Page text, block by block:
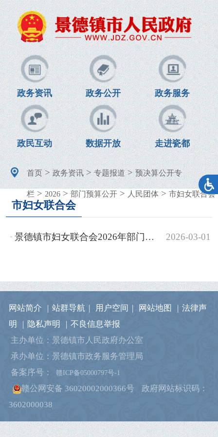
政务资讯 政务公开 政务服务
政民互动 数据开放 走进瓷都
首页>政务资讯>专题报道>预决算公开专
栏 > 2026> 部门预算公开> 人民团体> 市妇女联合会
市妇女联合会
2026-03-01
景德镇市妇女联合会2026年部门预算
网站简介 | 站群导航 | 用户空间 | 网站地图 | 法律声
明
| 隐私声明 | 不良信息举报
主办单位：景德镇市人民政府办公室
承办单位：景德镇市政务服务管理局
备案序号：
赣ICP备05000797号-1
赣公网安备 36020002000366号
政府网站标识码：
3602000038